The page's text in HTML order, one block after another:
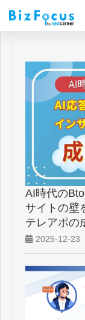
AI時代の
サイトの壁
テレアポの
2025-12-23